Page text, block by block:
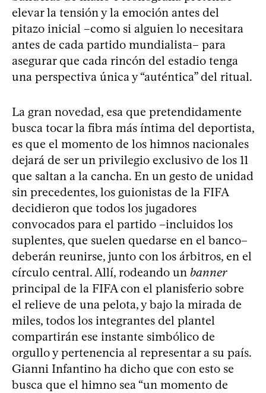
elevar la tensión y la emoción antes del
pitazo inicial –como si alguien lo necesitara
antes de cada partido mundialista– para
asegurar que cada rincón del estadio tenga
una perspectiva única y “auténtica” del ritual.
La gran novedad, esa que pretendidamente
busca tocar la fibra más íntima del deportista,
es que el momento de los himnos nacionales
dejará de ser un privilegio exclusivo de los 11
que saltan a la cancha. En un gesto de unidad
sin precedentes, los guionistas de la FIFA
decidieron que todos los jugadores
convocados para el partido –incluidos los
suplentes, que suelen quedarse en el banco–
deberán reunirse, junto con los árbitros, en el
círculo central. Allí, rodeando un banner
principal de la FIFA con el planisferio sobre
el relieve de una pelota, y bajo la mirada de
miles, todos los integrantes del plantel
compartirán ese instante simbólico de
orgullo y pertenencia al representar a su país.
Gianni Infantino ha dicho que con esto se
busca que el himno sea “un momento de